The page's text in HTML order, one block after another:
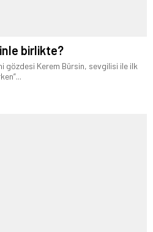
birlikte?
gözdesi Kerem Bürsin, sevgilisi ile ilk